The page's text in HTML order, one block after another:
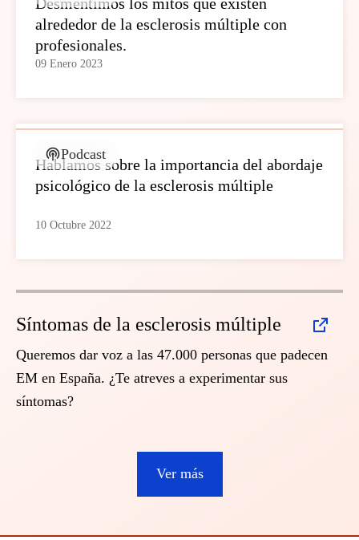
alrededor de la esclerosis múltiple con
profesionales.
09 Enero 2023
Podcast
Hablamos sobre la importancia del abordaje
psicológico de la esclerosis múltiple
10 Octubre 2022
Síntomas de la esclerosis múltiple
Queremos dar voz a las 47.000 personas que padecen
EM en España. ¿Te atreves a experimentar sus
síntomas?
Ver más